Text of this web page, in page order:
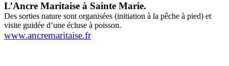
L’Ancre Maritaise à Sainte Marie.
Des sorties nature sont organisées (initiation à la pêche à pied) et
visite guidée d’une écluse à poisson.
www.ancremaritaise.fr